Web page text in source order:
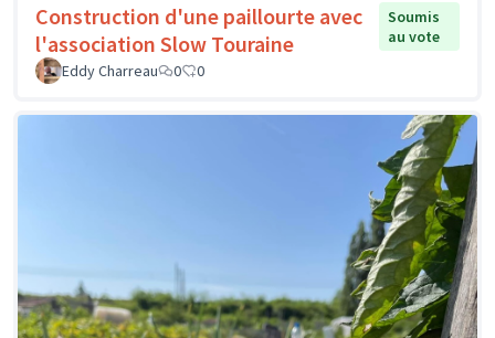
Construction d'une paillourte avec
l'association Slow Touraine
Soumis
au vote
Eddy Charreau
0 0